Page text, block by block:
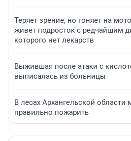
Теряет зрение, но гоняет на
живет подросток с редчайшим
которого нет лекарств
Выжившая после атаки с
выписалась из больницы
В лесах Архангельской области
правильно пожарить